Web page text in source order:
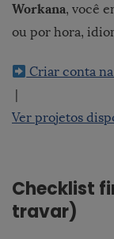
Workana, você
ou por hora,
Criar conta
|
Ver projetos
Checklist
travar)